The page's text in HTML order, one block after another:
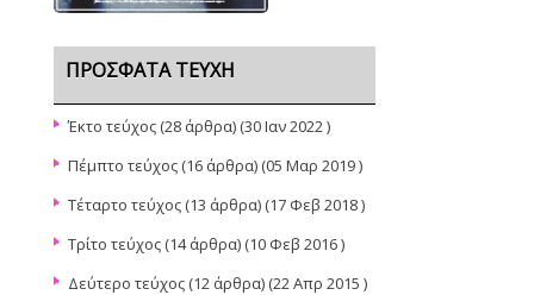
ΠΡΌΣΦΑΤΑ ΤΕΎΧΗ
Έκτο τεύχος (28 άρθρα) (30 Ιαν 2022 )
Πέμπτο τεύχος (16 άρθρα) (05 Μαρ 2019 )
Τέταρτο τεύχος (13 άρθρα) (17 Φεβ 2018 )
Τρίτο τεύχος (14 άρθρα) (10 Φεβ 2016 )
Δεύτερο τεύχος (12 άρθρα) (22 Απρ 2015 )